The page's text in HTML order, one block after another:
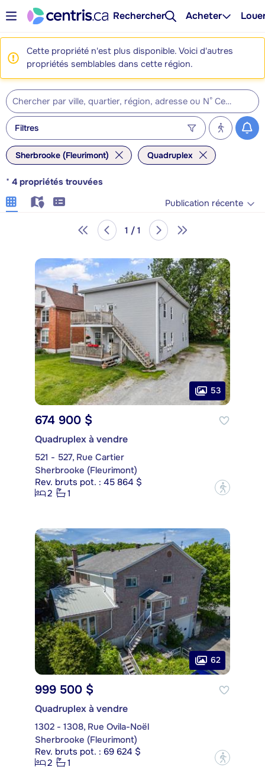
Rechercher Acheter
Cette propriété n'est plus disponible. Voici d'autres
propriétés semblables dans cette région.
Filtres
Sherbrooke (Fleurimont) Quadruplex
* 4 propriétés trouvées
Publication récente
1 / 1
53
674 900 $
Quadruplex à vendre
521 - 527, Rue Cartier
Sherbrooke (Fleurimont)
Rev. bruts pot. : 45 864 $
2
1 ?
62
999 500 $
Quadruplex à vendre
1302 - 1308, Rue Ovila-Noël
Sherbrooke (Fleurimont)
Rev. bruts pot. : 69 624 $
2
1 ?